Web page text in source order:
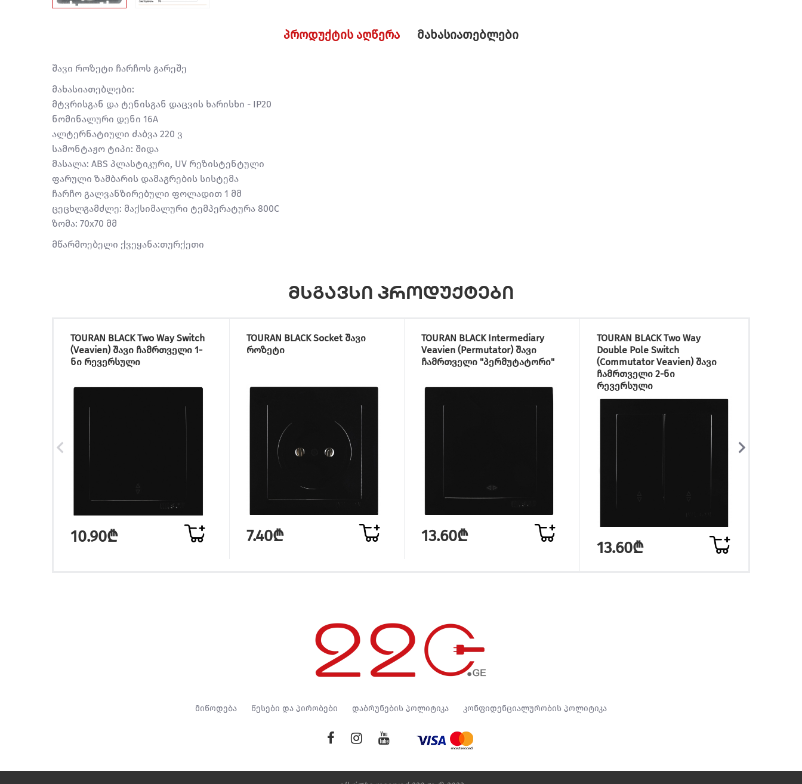
პროდუქტის აღწერა მახასიათებლები
შავი როზეტი ჩარჩოს გარეშე
მახასიათებლები:
მტვრისგან და ტენისგან დაცვის ხარისხი - IP20
ნომინალური დენი 16A
ალტერნატიული ძაბვა 220 ვ
სამონტაჟო ტიპი: შიდა
მასალა: ABS პლასტიკური, UV რეზისტენტული
ფარული ზამბარის დამაგრების სისტემა
ჩარჩო გალვანზირებული ფოლადით 1 მმ
ცეცხლგამძლე: მაქსიმალური ტემპერატურა 800C
ზომა: 70x70 მმ
მწარმოებელი ქვეყანა:თურქეთი
მსგავსი პროდუქტები
TOURAN BLACK Two Way Switch
(Veavien) შავი ჩამრთველი 1-
ნი რევერსული
10.90₾
TOURAN BLACK Socket შავი
როზეტი
7.40₾
TOURAN BLACK Intermediary
Veavien (Permutator) შავი
ჩამრთველი "პერმუტატორი"
13.60₾
TOURAN BLACK Two Way
Double Pole Switch
(Commutator Veavien) შავი
ჩამრთველი 2-ნი
რევერსული
13.60₾
მიწოდება წესები და პირობები დაბრუნების პოლიტიკა კონფიდენციალურობის პოლიტიკა